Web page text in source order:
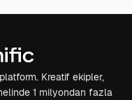
Kreatif ekipler,
1 milyondan fazla